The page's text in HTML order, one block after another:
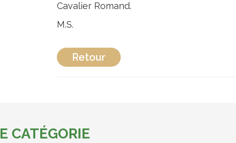
Cavalier Romand.
M.S.
Retour
CATÉGORIE